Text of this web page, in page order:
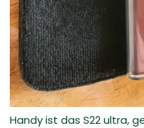
Handy ist das S22 ultra,